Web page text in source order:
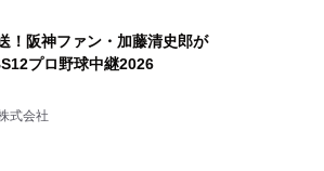
！阪神ファン・加藤清史郎が
プロ野球中継2026
式会社